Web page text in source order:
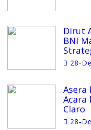
Dirut
BNI
28-
Asera
Acara
Claro
28-